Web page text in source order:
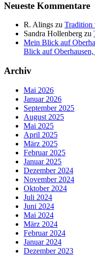
Neueste Kommentare
R. Alings zu
Sandra Hollenberg zu
Mein Blick auf
Blick auf Oberhausen,
Archiv
Mai 2026
Januar 2026
September 2025
August 2025
Mai 2025
April 2025
März 2025
Februar 2025
Januar 2025
Dezember 2024
November 2024
Oktober 2024
Juli 2024
Juni 2024
Mai 2024
März 2024
Februar 2024
Januar 2024
Dezember 2023